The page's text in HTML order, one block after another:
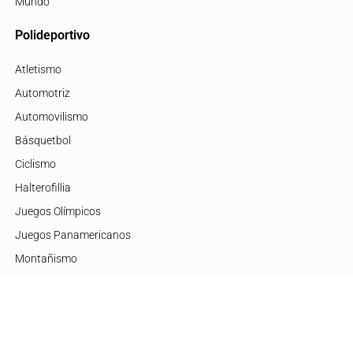
Polideportivo
Atletismo
Automotriz
Automovilismo
Básquetbol
Ciclismo
Halterofillia
Juegos Olímpicos
Juegos Panamericanos
Montañismo